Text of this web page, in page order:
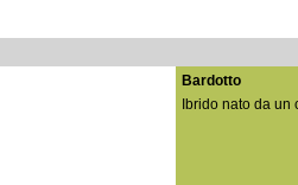
Bardotto
Ibrido nato da